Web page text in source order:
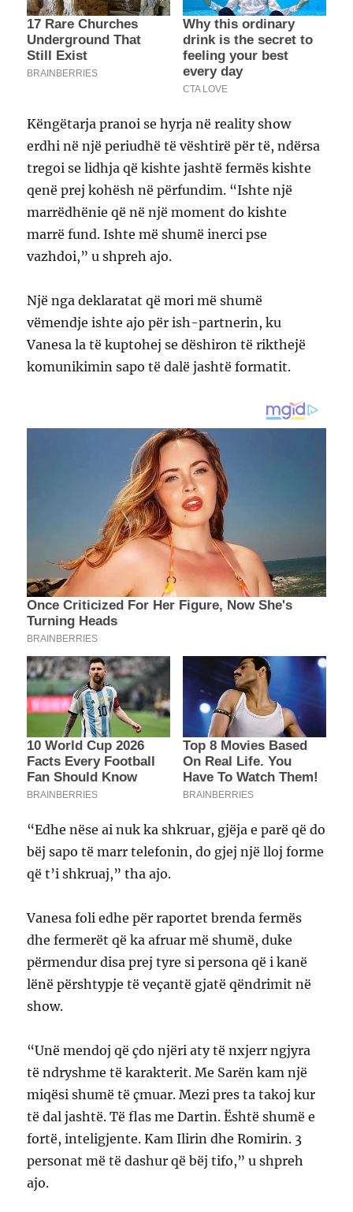
Këngëtarja pranoi se hyrja në reality show
erdhi në një periudhë të vështirë për të, ndërsa
tregoi se lidhja që kishte jashtë fermës kishte
qenë prej kohësh në përfundim. “Ishte një
marrëdhënie që në një moment do kishte
marrë fund. Ishte më shumë inerci pse
vazhdoi,” u shpreh ajo.
Një nga deklaratat që mori më shumë
vëmendje ishte ajo për ish-partnerin, ku
Vanesa la të kuptohej se dëshiron të rikthejë
komunikimin sapo të dalë jashtë formatit.
“Edhe nëse ai nuk ka shkruar, gjëja e parë që do
bëj sapo të marr telefonin, do gjej një lloj forme
që t’i shkruaj,” tha ajo.
Vanesa foli edhe për raportet brenda fermës
dhe fermerët që ka afruar më shumë, duke
përmendur disa prej tyre si persona që i kanë
lënë përshtypje të veçantë gjatë qëndrimit në
show.
“Unë mendoj që çdo njëri aty të nxjerr ngjyra
të ndryshme të karakterit. Me Sarën kam një
miqësi shumë të çmuar. Mezi pres ta takoj kur
të dal jashtë. Të flas me Dartin. Është shumë e
fortë, inteligjente. Kam Ilirin dhe Romirin. 3
personat më të dashur që bëj tifo,” u shpreh
ajo.